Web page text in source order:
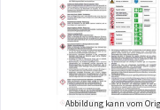
Abbildung kann vom